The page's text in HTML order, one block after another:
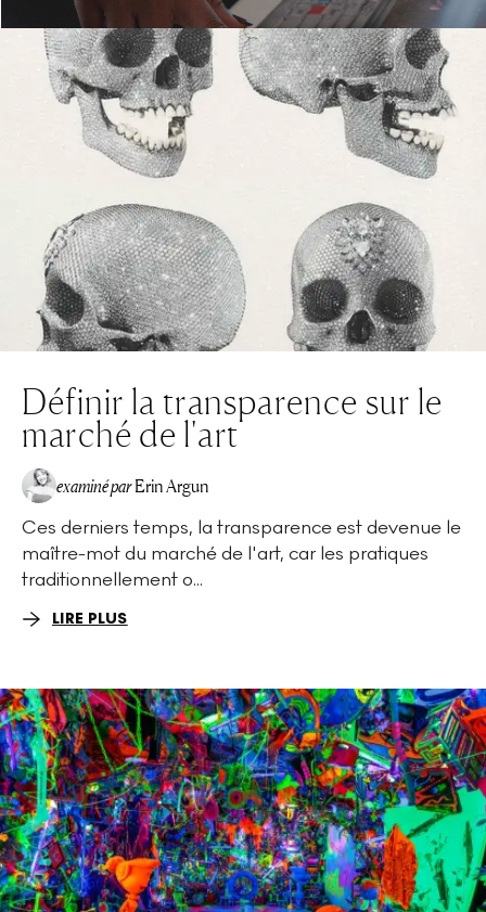
Définir la transparence sur le
marché de l'art
EA
examiné par Erin Argun
Ces derniers temps, la transparence est devenue le
maître-mot du marché de l'art, car les pratiques
traditionnellement o...
LIRE PLUS